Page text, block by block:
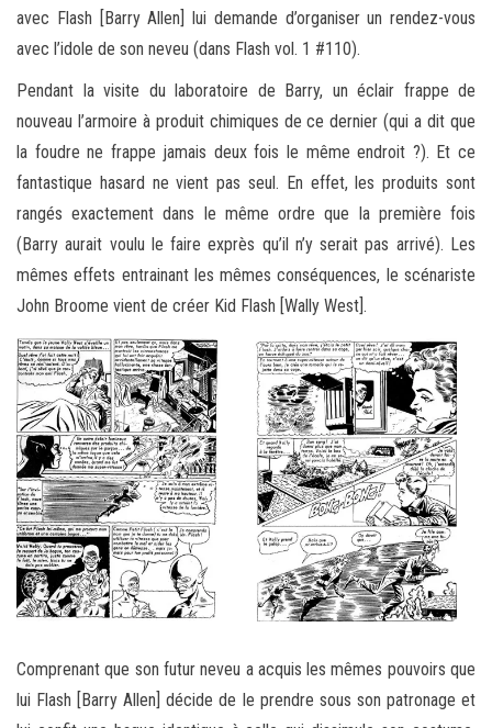
avec Flash [Barry Allen] lui demande d’organiser un rendez-vous
avec l’idole de son neveu (dans Flash vol. 1 #110).
Pendant la visite du laboratoire de Barry, un éclair frappe de
nouveau l’armoire à produit chimiques de ce dernier (qui a dit que
la foudre ne frappe jamais deux fois le même endroit ?). Et ce
fantastique hasard ne vient pas seul. En effet, les produits sont
rangés exactement dans le même ordre que la première fois
(Barry aurait voulu le faire exprès qu’il n’y serait pas arrivé). Les
mêmes effets entrainant les mêmes conséquences, le scénariste
John Broome vient de créer Kid Flash [Wally West].
Comprenant que son futur neveu a acquis les mêmes pouvoirs que
lui Flash [Barry Allen] décide de le prendre sous son patronage et